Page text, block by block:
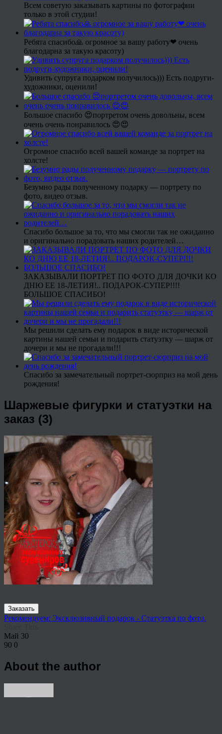
Всем советую заказывать картины по фотографии
только в этой студии!
Ребята спасибо🙏 огромное за вашу работу❤ очень
благодарна за такую красоту)
Удивить супруга подарком получилось))) Есть подруги-
художники, оценили!
Большое спасибо 😍портретом очень довольны, всем
очень очень понравилось 😍😍
Огромное спасибо всей вашей команде за портрет на
холсте!
Безумно рады полученному подарку — портрету по
фото, видео отзыв.
Спасибо большое за то, что мы смогли так не ожиданно
и оригинально порадовать наших родителей…
ЗАКАЗЫВАЛИ ПОРТРЕТ ПО ФОТО ДЛЯ ДОЧКИ КО
ДНЮ ЕЕ 18-ЛЕТИЯ!.. ПОДАРОК-СУПЕР!!!!
БОЛЬШОЕ СПАСИБО!
Мы решили сделать ему подарок в виде исторической
картины нашей семьи и подарить статуэтку — шарж от
дочери и мы не прогадали!!!
Спасибо за замечательный портрет-сюрприз на мой день
рождения!
Шаржевые фигурки и статуэтки на
заказ (3)
Заказать
Рекомендуем: Эксклюзивный подарок - Статуэтка по фото.
Май 30
90 0
About the author